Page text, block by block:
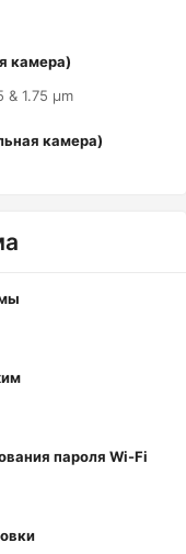
камера)
& 1.75 µm
камера)
пароля Wi-Fi